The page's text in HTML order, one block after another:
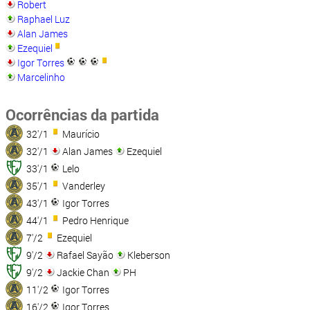
Robert
Raphael Luz
Alan James
Ezequiel
Igor Torres
Marcelinho
Ocorrências da partida
32'/1
Maurício
32'/1
Alan James
Ezequiel
33'/1
Lelo
35'/1
Vanderley
43'/1
Igor Torres
44'/1
Pedro Henrique
7'/2
Ezequiel
9'/2
Rafael Sayão
Kleberson
9'/2
Jackie Chan
PH
11'/2
Igor Torres
16'/2
Igor Torres